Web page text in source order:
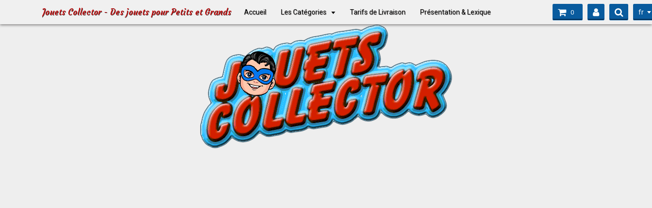
Jouets Collector - Des jouets pour Petits et Grands Accueil Les Catégories Tarifs de Livraison Présentation & Lexique 0 fr